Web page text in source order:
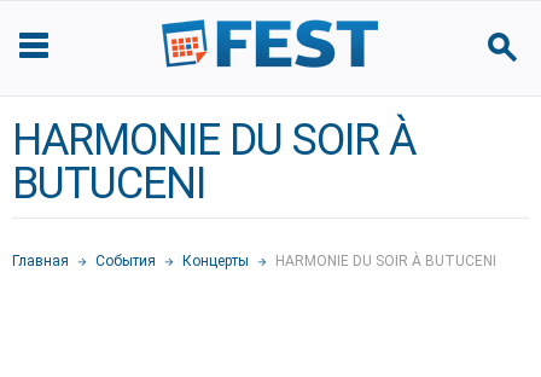
HARMONIE DU SOIR À
BUTUCENI
Главная События Концерты HARMONIE DU SOIR À BUTUCENI